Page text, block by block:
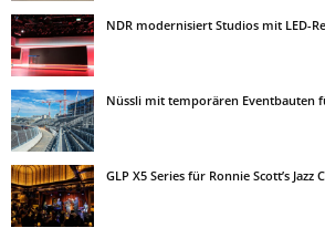
NDR modernisiert Studios mit LED-
Nüssli mit temporären Eventbauten
GLP X5 Series für Ronnie Scott’s